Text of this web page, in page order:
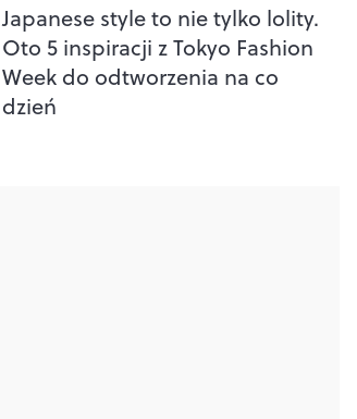
Japanese style to nie tylko lolity.
Oto 5 inspiracji z Tokyo Fashion
Week do odtworzenia na co
dzień